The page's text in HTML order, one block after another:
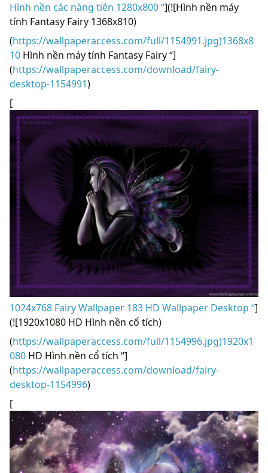
Hình nền các nàng tiên 1280x800 “](![Hình nền máy
tính Fantasy Fairy 1368x810)
(https://wallpaperaccess.com/full/1154991.jpg)1368x8
10 Hình nền máy tính Fantasy Fairy “]
(https://wallpaperaccess.com/download/fairy-
desktop-1154991)
[
1024x768 Fairy Wallpaper 183 HD Wallpaper Desktop “]
(![1920x1080 HD Hình nền cổ tích)
(https://wallpaperaccess.com/full/1154996.jpg)1920x1
080 HD Hình nền cổ tích “]
(https://wallpaperaccess.com/download/fairy-
desktop-1154996)
[